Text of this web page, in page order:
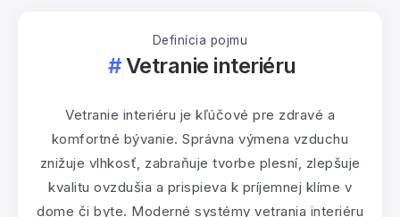
Definícia pojmu
Vetranie interiéru
Vetranie interiéru je kľúčové pre zdravé a
komfortné bývanie. Správna výmena vzduchu
znižuje vlhkosť, zabraňuje tvorbe plesní, zlepšuje
kvalitu ovzdušia a prispieva k príjemnej klíme v
dome či byte. Moderné systémy vetrania interiéru